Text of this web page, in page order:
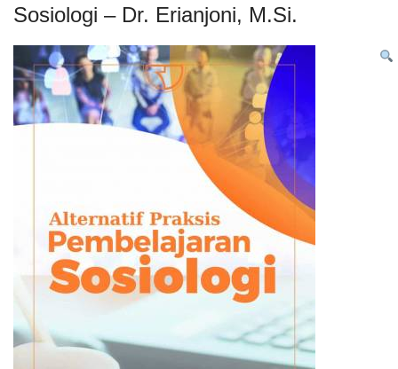
Sosiologi – Dr. Erianjoni, M.Si.